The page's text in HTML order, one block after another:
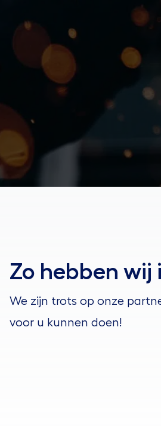
Gearchiveerde
Zo hebben
We zijn trots op onze
voor u kunnen doen!